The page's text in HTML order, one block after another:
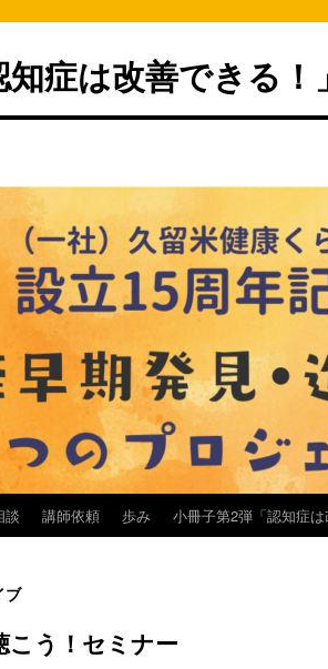
症は改善できる！
談 講師依頼 歩み 小冊子第2弾「認知症は
ブ
こう！セミナー